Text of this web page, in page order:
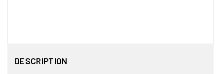
DESCRIPTION